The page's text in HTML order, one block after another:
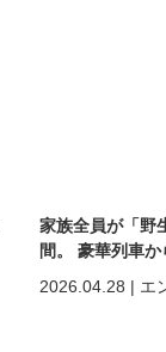
家族全員が「野
間。 豪華列車
2026.04.28 | エ